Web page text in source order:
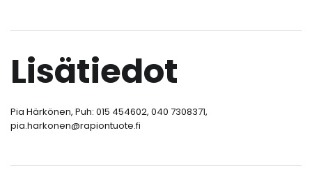
Lisätiedot
Pia Härkönen, Puh: 015 454602, 040 7308371,
pia.harkonen@rapiontuote.fi